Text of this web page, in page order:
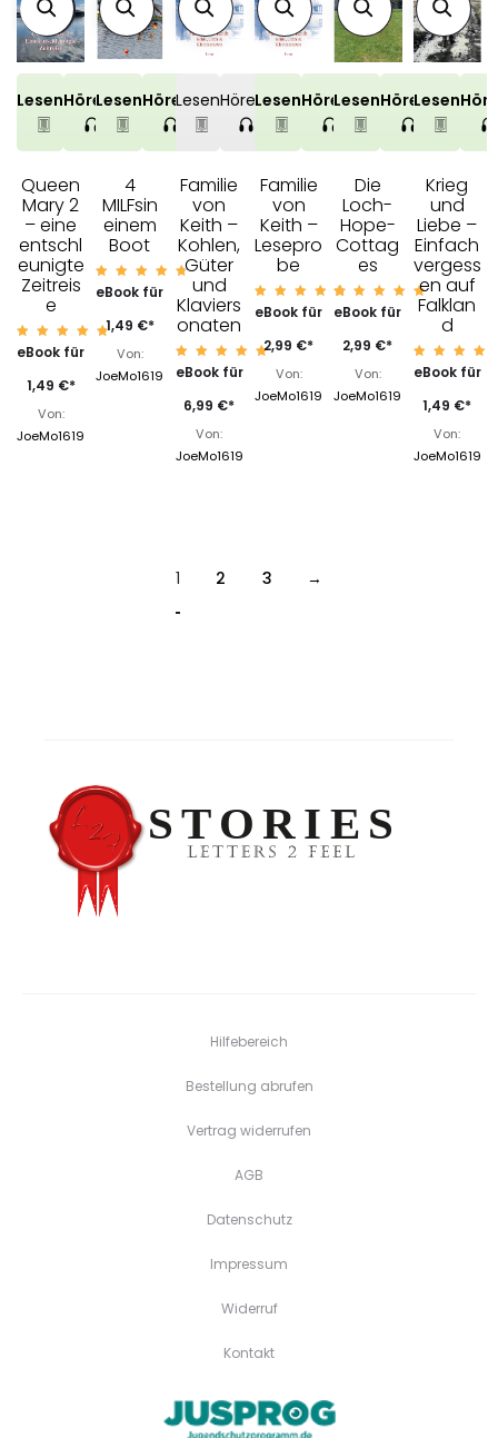
LesenHören
Queen
Mary 2
– eine
entschl
eunigte
Zeitreis
e
Bewert
et mit
von 5
eBook für
1,49 €*
Von:
JoeMo1619
LesenHören
4
MILFsin
einem
Boot
Bewert
et mit
von 5
eBook für
1,49 €*
Von:
JoeMo1619
LesenHören
Familie
von
Keith –
Kohlen,
Güter
und
Klaviers
onaten
Bewerte
t mit
von 5
eBook für
6,99 €*
Von:
JoeMo1619
LesenHören
Familie
von
Keith –
Lesepro
be
Bewert
et mit
von 5
eBook für
2,99 €*
Von:
JoeMo1619
LesenHören
Die
Loch-
Hope-
Cottag
es
Bewert
et mit
von 5
eBook für
2,99 €*
Von:
JoeMo1619
Lesen
Krieg
und
Liebe –
Einfach
vergess
en auf
Falklan
d
Bewert
et mit
von 5
eBook für
1,49 €*
Von:
JoeMo1619
1 2 3 →
Hilfebereich
Bestellung abrufen
Vertrag widerrufen
AGB
Datenschutz
Impressum
Widerruf
Kontakt